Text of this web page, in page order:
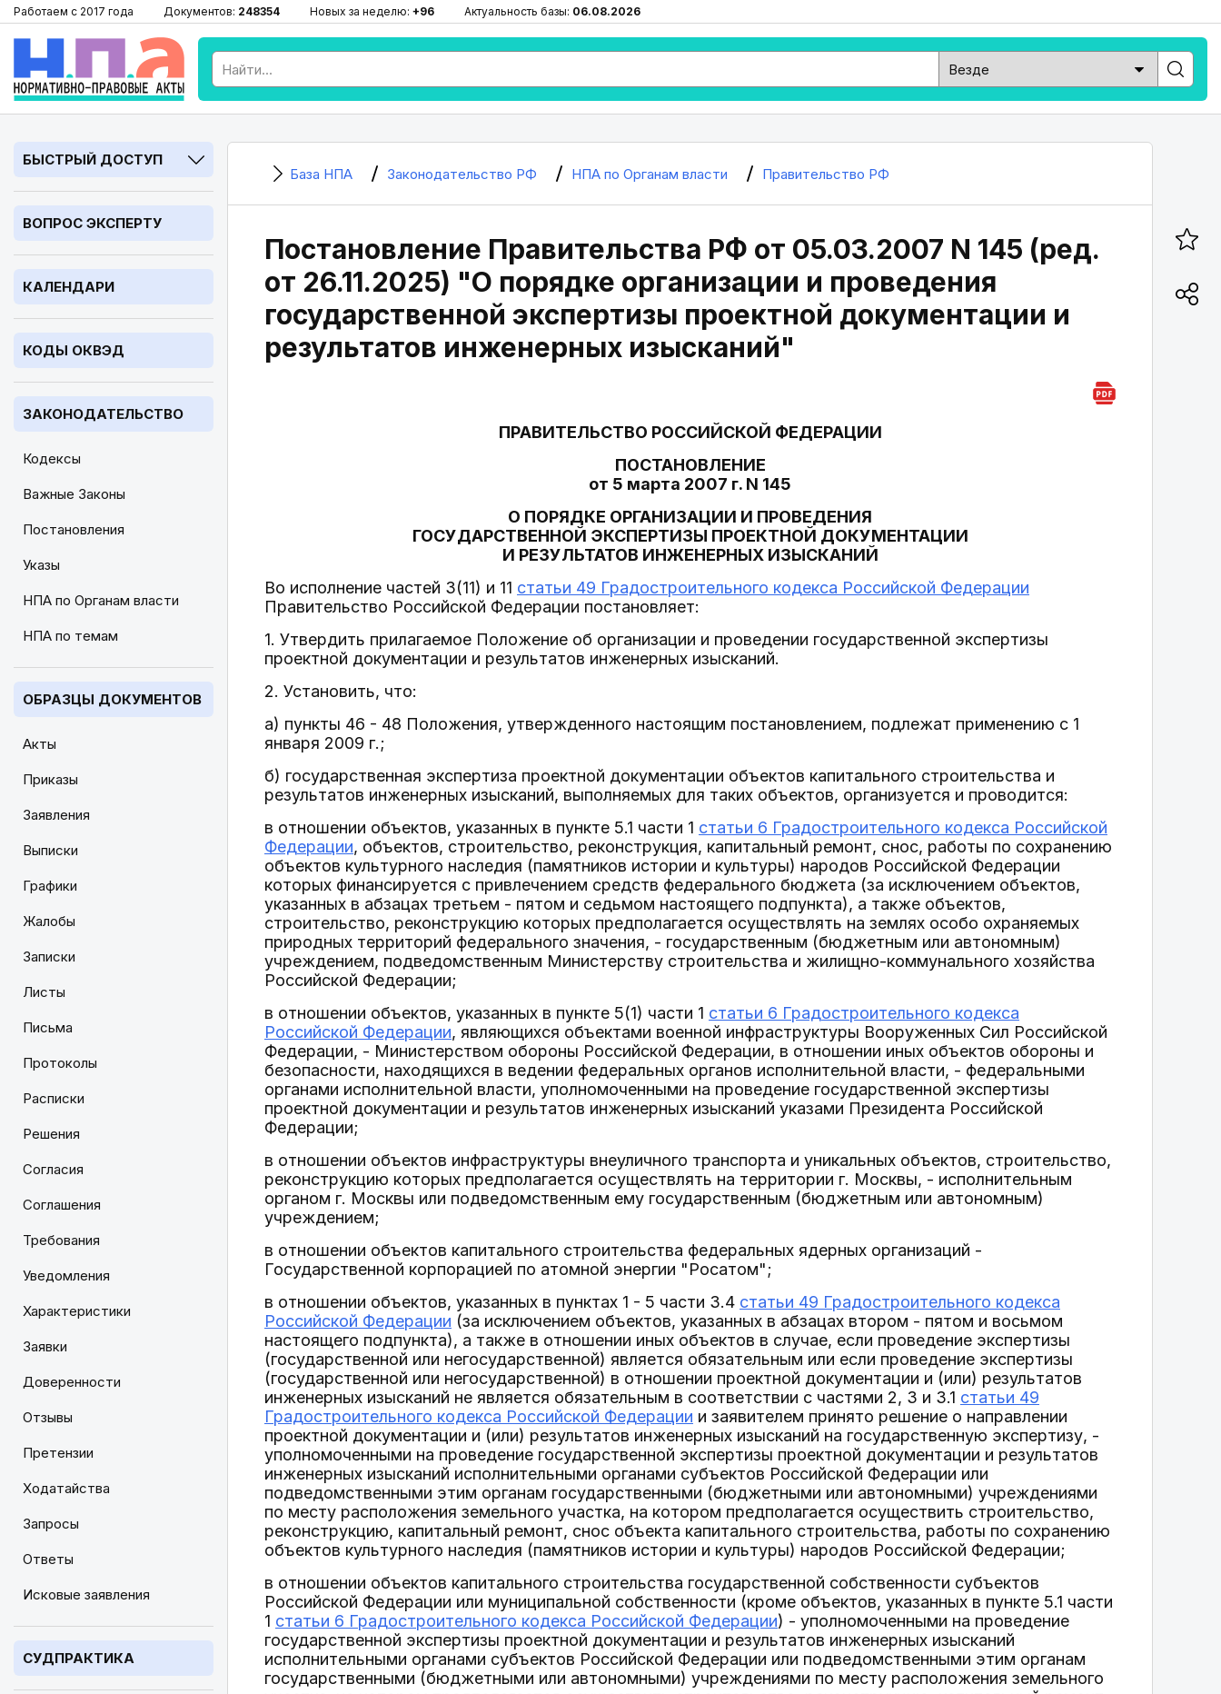
Работаем с 2017 года Документов: 248354 Новых за неделю: +96 Актуальность базы: 06.08.2026
БЫСТРЫЙ ДОСТУП
ВОПРОС ЭКСПЕРТУ
КАЛЕНДАРИ
КОДЫ ОКВЭД
ЗАКОНОДАТЕЛЬСТВО
Кодексы
Важные Законы
Постановления
Указы
НПА по Органам власти
НПА по темам
ОБРАЗЦЫ ДОКУМЕНТОВ
Акты
Приказы
Заявления
Выписки
Графики
Жалобы
Записки
Листы
Письма
Протоколы
Расписки
Решения
Согласия
Соглашения
Требования
Уведомления
Характеристики
Заявки
Доверенности
Отзывы
Претензии
Ходатайства
Запросы
Ответы
Исковые заявления
СУДПРАКТИКА
База НПА Законодательство РФ НПА по Органам власти Правительство РФ
Постановление Правительства РФ от 05.03.2007 N 145 (ред.
от 26.11.2025) "О порядке организации и проведения
государственной экспертизы проектной документации и
результатов инженерных изысканий"
ПРАВИТЕЛЬСТВО РОССИЙСКОЙ ФЕДЕРАЦИИ
ПОСТАНОВЛЕНИЕ
от 5 марта 2007 г. N 145
О ПОРЯДКЕ ОРГАНИЗАЦИИ И ПРОВЕДЕНИЯ
ГОСУДАРСТВЕННОЙ ЭКСПЕРТИЗЫ ПРОЕКТНОЙ ДОКУМЕНТАЦИИ
И РЕЗУЛЬТАТОВ ИНЖЕНЕРНЫХ ИЗЫСКАНИЙ
Во исполнение частей 3(11) и 11 статьи 49 Градостроительного кодекса Российской Федерации
Правительство Российской Федерации постановляет:
1. Утвердить прилагаемое Положение об организации и проведении государственной экспертизы
проектной документации и результатов инженерных изысканий.
2. Установить, что:
а) пункты 46 - 48 Положения, утвержденного настоящим постановлением, подлежат применению с 1
января 2009 г.;
б) государственная экспертиза проектной документации объектов капитального строительства и
результатов инженерных изысканий, выполняемых для таких объектов, организуется и проводится:
в отношении объектов, указанных в пункте 5.1 части 1 статьи 6 Градостроительного кодекса Российской
Федерации, объектов, строительство, реконструкция, капитальный ремонт, снос, работы по сохранению
объектов культурного наследия (памятников истории и культуры) народов Российской Федерации
которых финансируется с привлечением средств федерального бюджета (за исключением объектов,
указанных в абзацах третьем - пятом и седьмом настоящего подпункта), а также объектов,
строительство, реконструкцию которых предполагается осуществлять на землях особо охраняемых
природных территорий федерального значения, - государственным (бюджетным или автономным)
учреждением, подведомственным Министерству строительства и жилищно-коммунального хозяйства
Российской Федерации;
в отношении объектов, указанных в пункте 5(1) части 1 статьи 6 Градостроительного кодекса
Российской Федерации, являющихся объектами военной инфраструктуры Вооруженных Сил Российской
Федерации, - Министерством обороны Российской Федерации, в отношении иных объектов обороны и
безопасности, находящихся в ведении федеральных органов исполнительной власти, - федеральными
органами исполнительной власти, уполномоченными на проведение государственной экспертизы
проектной документации и результатов инженерных изысканий указами Президента Российской
Федерации;
в отношении объектов инфраструктуры внеуличного транспорта и уникальных объектов, строительство,
реконструкцию которых предполагается осуществлять на территории г. Москвы, - исполнительным
органом г. Москвы или подведомственным ему государственным (бюджетным или автономным)
учреждением;
в отношении объектов капитального строительства федеральных ядерных организаций -
Государственной корпорацией по атомной энергии "Росатом";
в отношении объектов, указанных в пунктах 1 - 5 части 3.4 статьи 49 Градостроительного кодекса
Российской Федерации (за исключением объектов, указанных в абзацах втором - пятом и восьмом
настоящего подпункта), а также в отношении иных объектов в случае, если проведение экспертизы
(государственной или негосударственной) является обязательным или если проведение экспертизы
(государственной или негосударственной) в отношении проектной документации и (или) результатов
инженерных изысканий не является обязательным в соответствии с частями 2, 3 и 3.1 статьи 49
Градостроительного кодекса Российской Федерации и заявителем принято решение о направлении
проектной документации и (или) результатов инженерных изысканий на государственную экспертизу, -
уполномоченными на проведение государственной экспертизы проектной документации и результатов
инженерных изысканий исполнительными органами субъектов Российской Федерации или
подведомственными этим органам государственными (бюджетными или автономными) учреждениями
по месту расположения земельного участка, на котором предполагается осуществить строительство,
реконструкцию, капитальный ремонт, снос объекта капитального строительства, работы по сохранению
объектов культурного наследия (памятников истории и культуры) народов Российской Федерации;
в отношении объектов капитального строительства государственной собственности субъектов
Российской Федерации или муниципальной собственности (кроме объектов, указанных в пункте 5.1 части
1 статьи 6 Градостроительного кодекса Российской Федерации) - уполномоченными на проведение
государственной экспертизы проектной документации и результатов инженерных изысканий
исполнительными органами субъектов Российской Федерации или подведомственными этим органам
государственными (бюджетными или автономными) учреждениями по месту расположения земельного